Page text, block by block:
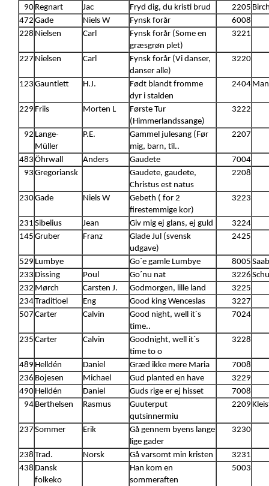
90 Regnart Jac Fryd dig, du kristi brud 2205
472 Gade Niels W Fynsk forår
6008
228 Nielsen Carl
Fynsk forår (Some en
græsgrøn plet)
3221
227 Nielsen Carl
Fynsk forår (Vi danser,
danser alle)
3220
123 Gauntlett H.J.
Født blandt fromme
dyr i stalden
2404
229 Friis Morten L
Første Tur
(Himmerlandssange)
3222
92 Lange-
Müller
P.E.
Gammel julesang (Før
mig, barn, til..
2207
483 Öhrwall Anders Gaudete
7004
93 Gregoriansk
Gaudete, gaudete,
Christus est natus
2208
230Gade Niels W
Gebeth ( for 2
firestemmige kor)
3223
231 Sibelius Jean Giv mig ej glans, ej guld
3224
145 Gruber Franz
Glade Jul (svensk
udgave)
2425
529 Lumbye Go´e gamle Lumbye 8005
233 Dissing Poul Go´nu nat 3226
232 Mørch Carsten J. Godmorgen, lille land
3225
234Traditioel Eng Good king Wenceslas
3227
507 Carter Calvin
Good night, well it´s
time..
7024
235 Carter Calvin
Goodnight, well it´s
time to o
3228
489 Helldén Daniel Græd ikke mere Maria
7008
236 Bojesen Michael Gud planted en have
3229
490 Helldén Daniel Guds rige er ej hisset
7008
94 Berthelsen Rasmus
Guuterput
qutsinnermiu
2209
237 Sommer Erik
Gå gennem byens lange
lige gader
3230
238 Trad. Norsk Gå varsomt min kristen
3231
438 Dansk
folkeko
Han kom en
sommeraften
5003